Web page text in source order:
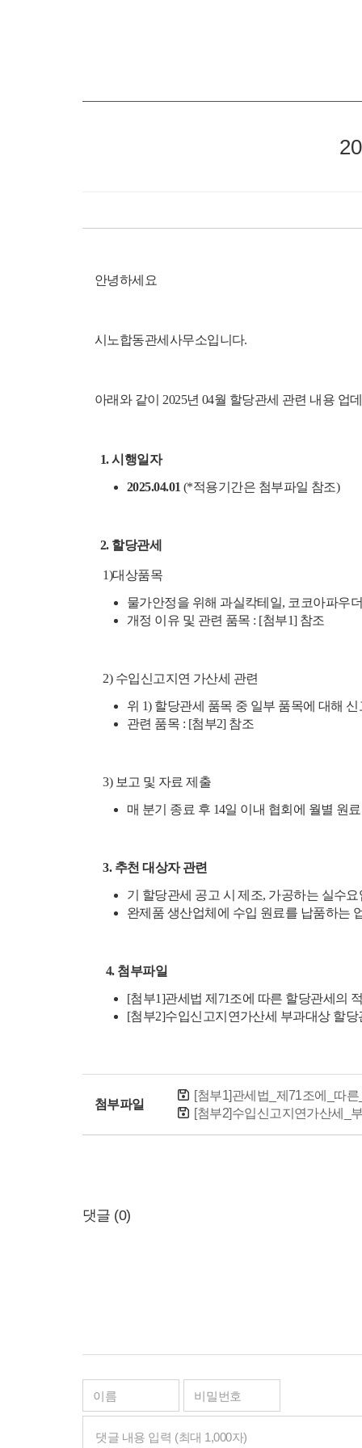
안녕하세요
시노합동관세사무소입니다.
아래와 같이 2025년 04월 할당관세 관련 내용
1. 시행일자
2025.04.01(*적용기간은 첨부파일 참조)
2. 할당관세
1)대상품목
물가안정을 위해 과실칵테일, 코코아파우
개정 이유 및 관련 품목 : [첨부1] 참조
2) 수입신고지연 가산세 관련
위 1) 할당관세 품목 중 일부 품목에 대해
관련 품목 : [첨부2] 참조
3) 보고 및 자료 제출
매 분기 종료 후 14일 이내 협회에 월별 원
3. 추천 대상자 관련
기 할당관세 공고 시 제조, 가공하는 실수
완제품 생산업체에 수입 원료를 납품하는
4. 첨부파일
[첨부1]관세법 제71조에 따른 할당관세의
[첨부2]수입신고지연가산세 부과대상 할
첨부파일
[첨부1]관세법_제71조에_따
[첨부2]수입신고지연가산세_
댓글 (0)